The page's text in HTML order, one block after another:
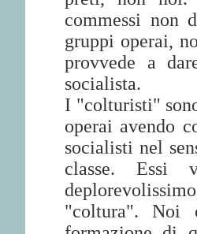
commessi non
gruppi operai,
provvede a
socialista.
I "colturisti"
operai avendo
socialisti nel
classe. Essi
"coltura". Noi